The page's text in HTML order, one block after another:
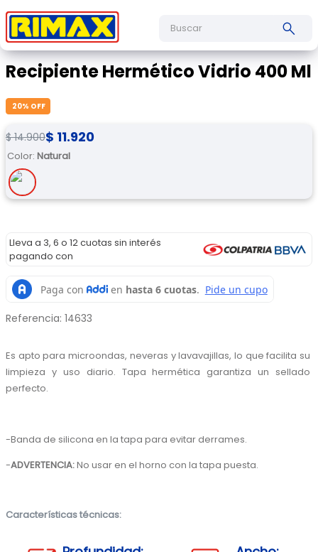
Recipiente Hermético Vidrio 400 Ml
20% OFF
$ 14.900$ 11.920
Color: Natural
Lleva a 3, 6 o 12 cuotas sin interés
pagando con
Referencia: 14633
Es apto para microondas, neveras y lavavajillas, lo que facilita su
limpieza y uso diario. Tapa hermética garantiza un sellado
perfecto.
-Banda de silicona en la tapa para evitar derrames.
-ADVERTENCIA: No usar en el horno con la tapa puesta.
Características técnicas: